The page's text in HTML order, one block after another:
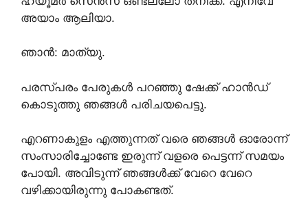
അയാം ആലിയാ.
ഞാൻ: മാത്യു.
പരസ്പരം പേരുകൾ പറഞ്ഞു ഷേക്ക്‌ ഹാൻഡ്
കൊടുത്തു ഞങ്ങൾ പരിചയപെട്ടു.
എറണാകുളം എത്തുന്നത് വരെ ഞങ്ങൾ ഓരോന്ന്
സംസാരിച്ചോണ്ടേ ഇരുന്ന് വളരെ പെട്ടന്ന് സമയം
പോയി. അവിടുന്ന് ഞങ്ങൾക്ക് വേറെ വേറെ
വഴിക്കായിരുന്നു പോകണ്ടത്.